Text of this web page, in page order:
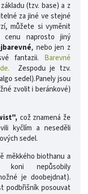
(tzv. base) a z
za jiné ve stejné
můžete si vyměnit
naprosto jiný
, nebo jen z
fantazii. Barevné
Zespodu je tzv.
sedel).Panely jsou
zvolit i beránkové)
což znamená že
kyčlím a neseděli
sedel.
měkkého biothanu a
nepůsobily
je doobejdnat).
podbřišník posouvat